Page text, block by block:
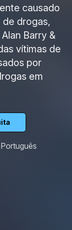
causado
drogas,
Barry &
vítimas de
por
em